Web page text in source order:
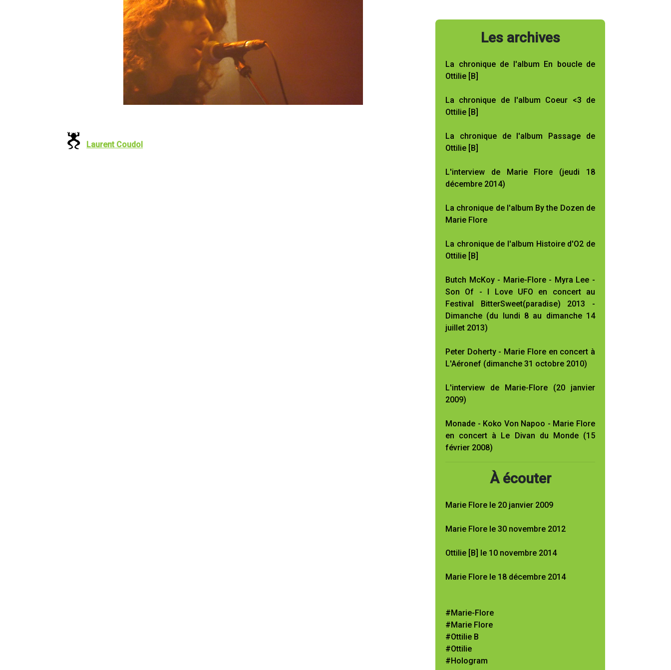
Laurent Coudol
Les archives
La chronique de l'album En boucle de
Ottilie [B]
La chronique de l'album Coeur <3 de
Ottilie [B]
La chronique de l'album Passage de
Ottilie [B]
L'interview de Marie Flore (jeudi 18
décembre 2014)
La chronique de l'album By the Dozen de
Marie Flore
La chronique de l'album Histoire d'O2 de
Ottilie [B]
Butch McKoy - Marie-Flore - Myra Lee -
Son Of - I Love UFO en concert au
Festival BitterSweet(paradise) 2013 -
Dimanche (du lundi 8 au dimanche 14
juillet 2013)
Peter Doherty - Marie Flore en concert à
L'Aéronef (dimanche 31 octobre 2010)
L'interview de Marie-Flore (20 janvier
2009)
Monade - Koko Von Napoo - Marie Flore
en concert à Le Divan du Monde (15
février 2008)
À écouter
Marie Flore le 20 janvier 2009
Marie Flore le 30 novembre 2012
Ottilie [B] le 10 novembre 2014
Marie Flore le 18 décembre 2014
#Marie-Flore
#Marie Flore
#Ottilie B
#Ottilie
#Hologram